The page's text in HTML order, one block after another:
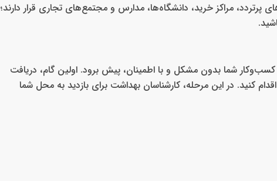
مراکز خرید، دانشگاه‌ها، مدارس و مجتمع‌های تجاری قرار دارند؛
شما بدون مشکل و با اطمینان، پیش برود. اولین گام، دریافت
کنید. در این مرحله، کارشناسان بهداشت برای بازدید به محل شما